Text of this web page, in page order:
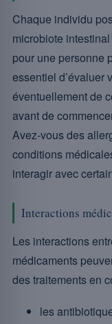
Chaque individu
microbiote intestinal
pour une personne
essentiel d’évaluer
éventuellement de
avant de
Avez-vous des
conditions
interagir avec
Interactions
Les interactions
médicaments
des traitements en
les